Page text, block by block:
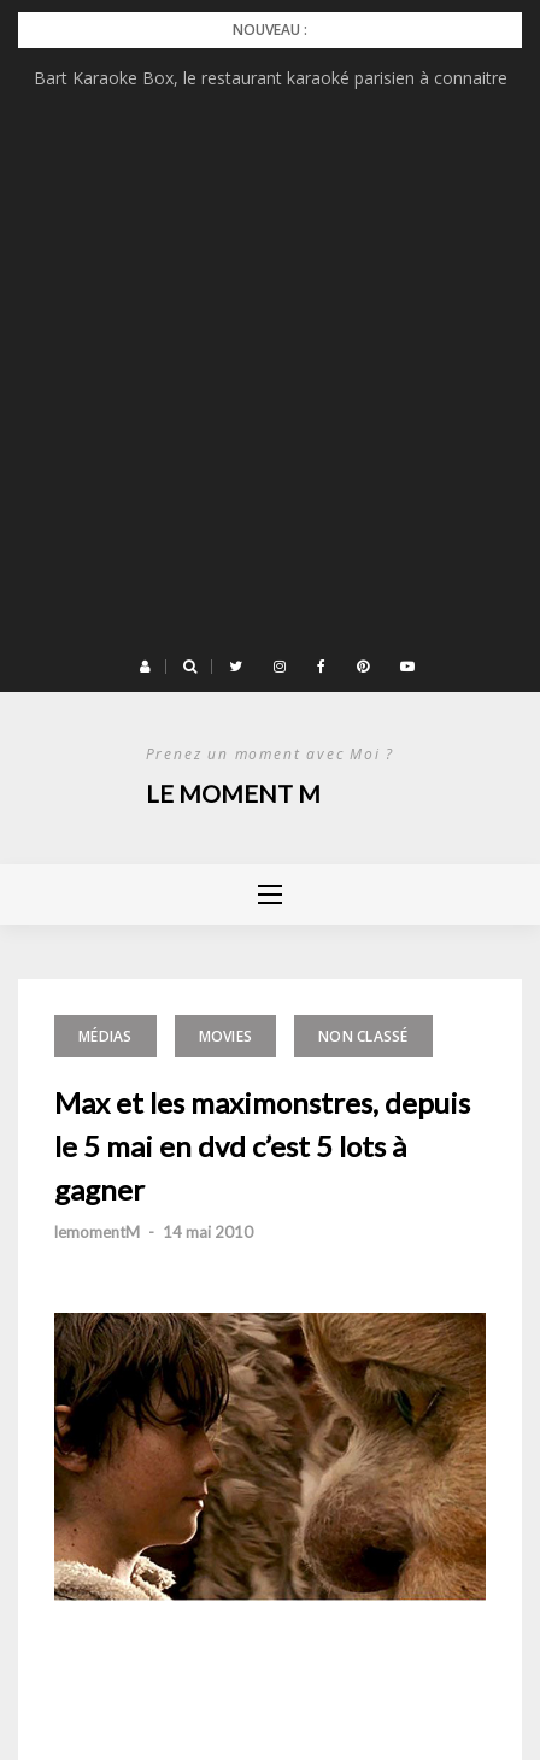
Skip
content
NOUVEAU :
Bart Karaoke Box, le restaurant karaoké parisien à connaitre
Prenez un moment avec Moi ?
LE MOMENT M
MÉDIAS MOVIES NON CLASSÉ
Max et les maximonstres, depuis
le 5 mai en dvd c’est 5 lots à
gagner
lemomentM - 14 mai 2010